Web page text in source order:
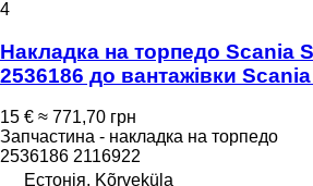
4
Накладка на торпедо Scania
2536186 до вантажівки
15 € ≈ 771,70 грн
Запчастина - накладка на торпедо
2536186 2116922
Естонія, Kõrveküla